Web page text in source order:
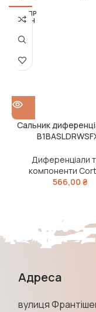
РОЗПР
ОДАН
Сальник
(вир-во
Диференціали
компоненти
566,00 ₴
Адреса
вулиця